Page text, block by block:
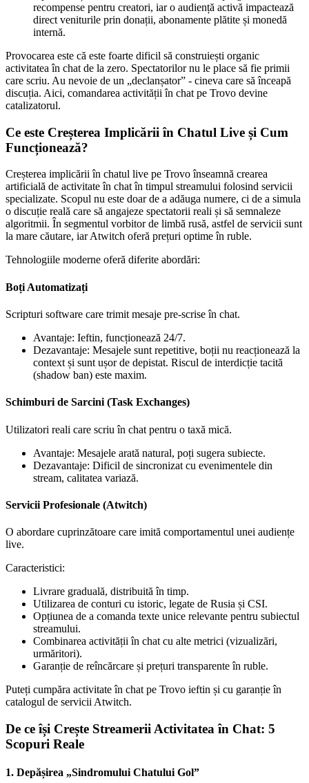
recompense pentru creatori, iar o audiență activă impactează
direct veniturile prin donații, abonamente plătite și monedă
internă.
Provocarea este că este foarte dificil să construiești organic
activitatea în chat de la zero. Spectatorilor nu le place să fie primii
care scriu. Au nevoie de un „declanșator” - cineva care să înceapă
discuția. Aici, comandarea activității în chat pe Trovo devine
catalizatorul.
Ce este Creșterea Implicării în Chatul Live și Cum
Funcționează?
Creșterea implicării în chatul live pe Trovo înseamnă crearea
artificială de activitate în chat în timpul streamului folosind servicii
specializate. Scopul nu este doar de a adăuga numere, ci de a simula
o discuție reală care să angajeze spectatorii reali și să semnaleze
algoritmii. În segmentul vorbitor de limbă rusă, astfel de servicii sunt
la mare căutare, iar Atwitch oferă prețuri optime în ruble.
Tehnologiile moderne oferă diferite abordări:
Boți Automatizați
Scripturi software care trimit mesaje pre-scrise în chat.
Avantaje: Ieftin, funcționează 24/7.
Dezavantaje: Mesajele sunt repetitive, boții nu reacționează la
context și sunt ușor de depistat. Riscul de interdicție tacită
(shadow ban) este maxim.
Schimburi de Sarcini (Task Exchanges)
Utilizatori reali care scriu în chat pentru o taxă mică.
Avantaje: Mesajele arată natural, poți sugera subiecte.
Dezavantaje: Dificil de sincronizat cu evenimentele din
stream, calitatea variază.
Servicii Profesionale (Atwitch)
O abordare cuprinzătoare care imită comportamentul unei audiențe
live.
Caracteristici:
Livrare graduală, distribuită în timp.
Utilizarea de conturi cu istoric, legate de Rusia și CSI.
Opțiunea de a comanda texte unice relevante pentru subiectul
streamului.
Combinarea activității în chat cu alte metrici (vizualizări,
urmăritori).
Garanție de reîncărcare și prețuri transparente în ruble.
Puteți cumpăra activitate în chat pe Trovo ieftin și cu garanție în
catalogul de servicii Atwitch.
De ce își Crește Streamerii Activitatea în Chat: 5
Scopuri Reale
1. Depășirea „Sindromului Chatului Gol”